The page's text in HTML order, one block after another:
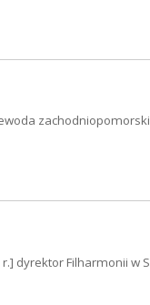
zachodniopomorski
dyrektor Filharmonii w